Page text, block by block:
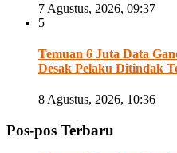
7 Agustus, 2026, 09:37
5
Temuan 6 Juta Data
Desak Pelaku Ditindak
8 Agustus, 2026, 10:36
Pos-pos Terbaru